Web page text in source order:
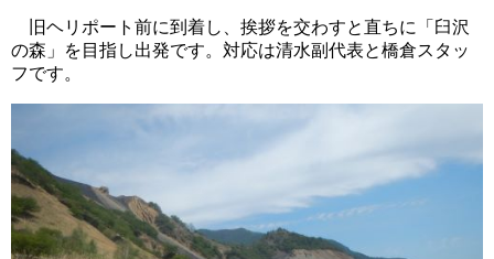
旧ヘリポート前に到着し、挨拶を交わすと直ちに「臼沢
の森」を目指し出発です。対応は清水副代表と橋倉スタッ
フです。